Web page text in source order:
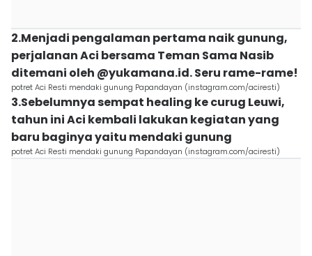
2.Menjadi pengalaman pertama naik gunung,
perjalanan Aci bersama Teman Sama Nasib
ditemani oleh @yukamana.id. Seru rame-rame!
potret Aci Resti mendaki gunung Papandayan (instagram.com/aciresti)
3.Sebelumnya sempat healing ke curug Leuwi,
tahun ini Aci kembali lakukan kegiatan yang
baru baginya yaitu mendaki gunung
potret Aci Resti mendaki gunung Papandayan (instagram.com/aciresti)